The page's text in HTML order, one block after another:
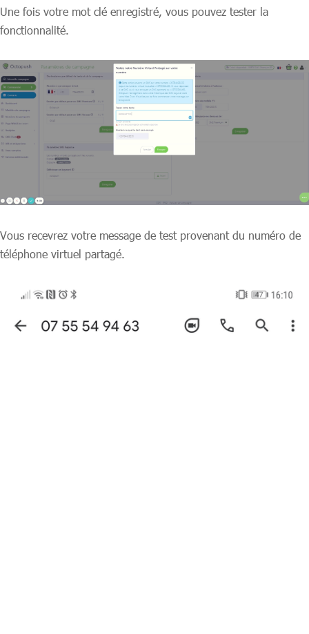
Une fois votre mot clé enregistré, vous pouvez tester la
fonctionnalité.
Vous recevrez votre message de test provenant du numéro de
téléphone virtuel partagé.